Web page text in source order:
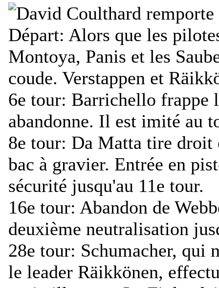
Départ: Alors que les
Montoya, Panis et les
coude. Verstappen et
6e tour: Barrichello frappe
abandonne. Il est imité au
8e tour: Da Matta tire droit
bac à gravier. Entrée en
sécurité jusqu'au 11e tour.
16e tour: Abandon de
deuxième neutralisation
28e tour: Schumacher, qui
le leader Räikkönen,